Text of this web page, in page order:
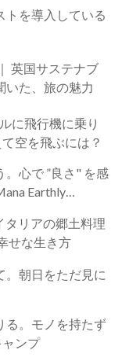
トを導入している
いた、旅の魅力
に飛行機に乗り
空を飛ぶには？
心で ”良さ" を感
Earthly
タリアの郷土料理
せな生き方
。朝日をただ見に
る。モノを持たず
ンプ